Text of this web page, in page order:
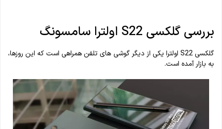
بررسی گلکسی S22 اولترا سامسونگ
گلکسی S22 اولترا یکی از دیگر گوشی های تلفن همراهی است که این روزها،
به بازار آمده است.